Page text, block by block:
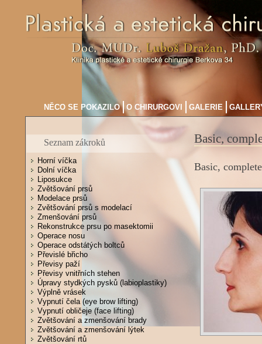
NĚCO SE POKAZILO O CHIRURGOVI GALERIE
Seznam zákroků
Horní víčka
Dolní víčka
Liposukce
Zvětšování prsů
Modelace prsů
Zvětšování prsů s modelací
Zmenšování prsů
Rekonstrukce prsu po masektomii
Operace nosu
Operace odstátých boltců
Převislé břicho
Převisy paží
Převisy vnitřních stehen
Úpravy stydkých pysků (labioplastiky)
Výplně vrásek
Vypnutí čela (eye brow lifting)
Vypnutí obličeje (face lifting)
Zvětšování a zmenšování brady
Zvětšování a zmenšování lýtek
Zvětšování rtů
Basic,
Basic,